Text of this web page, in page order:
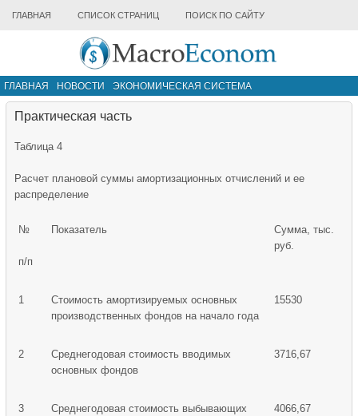
ГЛАВНАЯ СПИСОК СТРАНИЦ ПОИСК ПО САЙТУ
ГЛАВНАЯ НОВОСТИ
ЭКОНОМИЧЕСКАЯ СИСТЕМА
ИНФРАСТРУКТУРА РЫНКА
Практическая часть
Таблица 4
Расчет плановой суммы амортизационных отчислений и ее
распределение
№
п/п
Показатель
Сумма, тыс.
руб.
1
Стоимость амортизируемых основных
производственных фондов на начало года
15530
2
Среднегодовая стоимость вводимых
основных фондов
3716,67
3
Среднегодовая стоимость выбывающих
4066,67